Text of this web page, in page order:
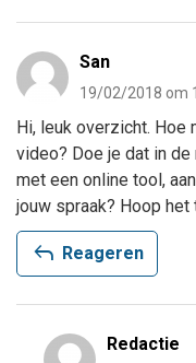
San
19/02/2018 om
Hi, leuk overzicht.
video? Doe je dat in
met een online tool,
jouw spraak? Hoop het
reply Reageren
Redactie